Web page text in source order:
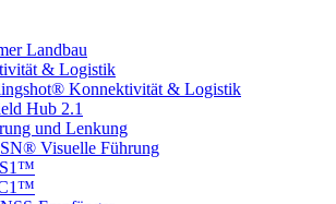
Landbau
& Logistik
Konnektivität & Logistik
Hub 2.1
und Lenkung
Visuelle Führung